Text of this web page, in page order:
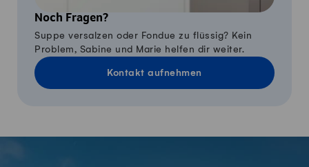
Noch Fragen?
Suppe versalzen oder Fondue zu flüssig? Kein
Problem, Sabine und Marie helfen dir weiter.
Kontakt aufnehmen